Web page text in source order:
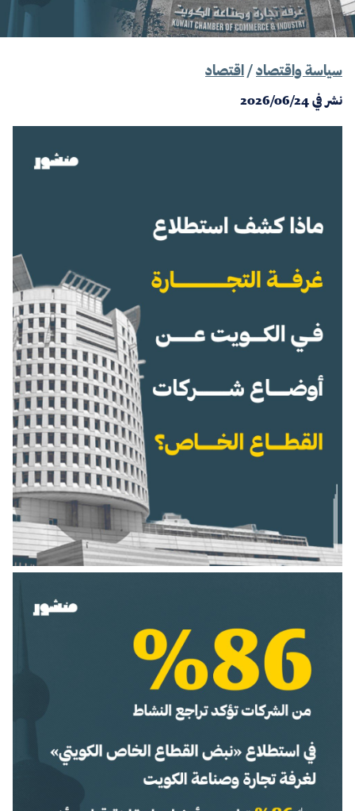
سياسة واقتصاد/ اقتصاد
نشر في2026/06/24